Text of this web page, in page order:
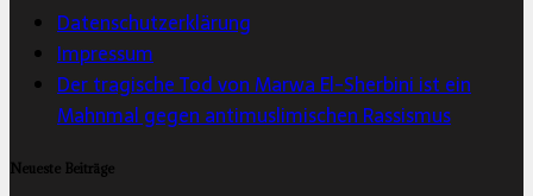
Datenschutzerklärung
Impressum
Der tragische Tod von Marwa El-Sherbini ist ein
Mahnmal gegen antimuslimischen Rassismus
Neueste Beiträge